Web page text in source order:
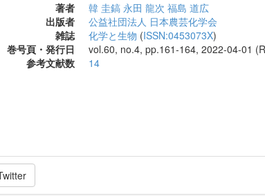
著者 韓 圭鎬 永田 龍次 福島 道広
出版者
公益社団法人 日本農芸化学会
雑誌
化学と生物 (ISSN:0453073X)
巻号頁・発行日
vol.60, no.4, pp.161-164, 2022-04-01
参考文献数
14